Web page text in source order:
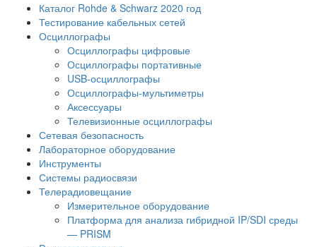
Каталог Rohde & Schwarz 2020 год
Тестирование кабельных сетей
Осциллографы
Осциллографы цифровые
Осциллографы портативные
USB-осциллографы
Осциллографы-мультиметры
Аксессуары
Телевизионные осциллографы
Сетевая безопасность
Лабораторное оборудование
Инструменты
Системы радиосвязи
Телерадиовещание
Измерительное оборудование
Платформа для анализа гибридной IP/SDI среды
— PRISM